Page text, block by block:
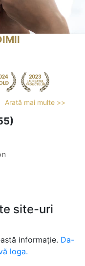
Arată mai multe >>
site-uri
informație. Da-
loga.